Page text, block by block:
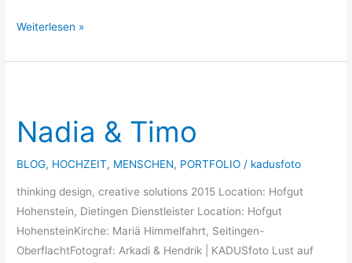
Weiterlesen »
Nadia & Timo
BLOG, HOCHZEIT, MENSCHEN, PORTFOLIO / kadusfoto
thinking design, creative solutions 2015 Location: Hofgut
Hohenstein, Dietingen Dienstleister Location: Hofgut
HohensteinKirche: Mariä Himmelfahrt, Seitingen-
OberflachtFotograf: Arkadi & Hendrik | KADUSfoto Lust auf
Timo